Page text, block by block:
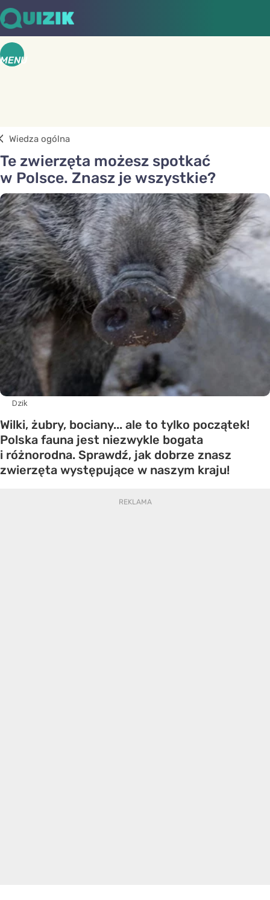
MENU
Wiedza ogólna
Te zwierzęta możesz spotkać
w Polsce. Znasz je wszystkie?
Dzik
Wilki, żubry, bociany... ale to tylko początek!
Polska fauna jest niezwykle bogata
i różnorodna. Sprawdź, jak dobrze znasz
zwierzęta występujące w naszym kraju!